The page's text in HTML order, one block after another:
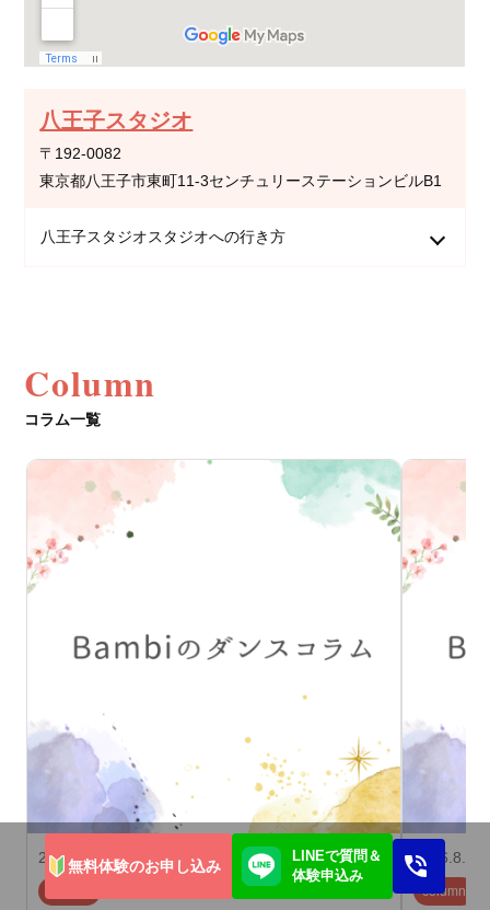
無料体験のお申し込み
LINEで質問＆
体験申込み
八王子スタジオ
〒192-0082
東京都八王子市東町11-3センチュリーステーションビルB1
八王子スタジオスタジオへの行き方
Column
コラム一覧
2026.8.5 2026.8.1
column